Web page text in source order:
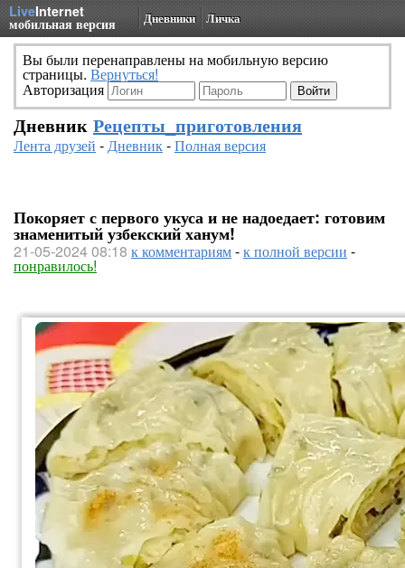
LiveInternet
мобильная версия Дневники Личка
Вы были перенаправлены на мобильную версию
страницы. Вернуться!
Авторизация
Дневник Рецепты_приготовления
Лента друзей -Дневник-Полная версия
Покоряет с первого укуса и не надоедает: готовим
знаменитый узбекский ханум!
21-05-2024 08:18 к комментариям-к полной версии -
понравилось!